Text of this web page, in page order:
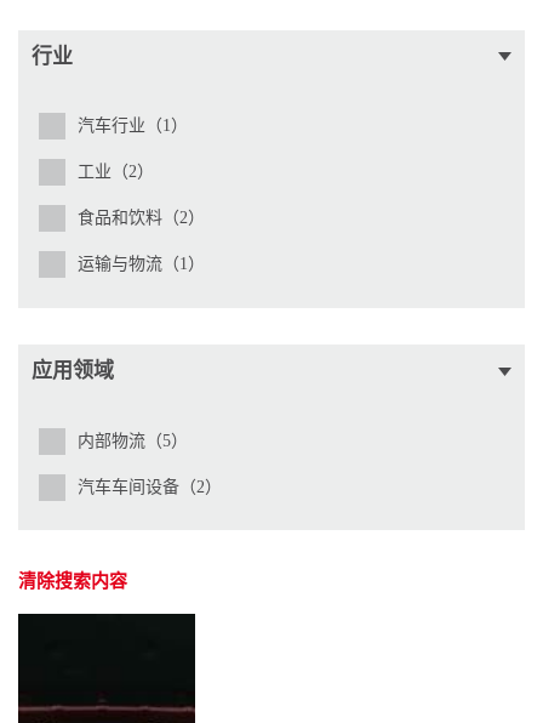
行业
汽车行业（1）
工业（2）
食品和饮料（2）
运输与物流（1）
应用领域
内部物流（5）
汽车车间设备（2）
清除搜索内容